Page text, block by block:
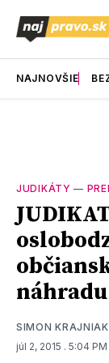
NAJNOVŠIE
JUDIKÁTY —
SIMON KRAJNIAK
júl 2, 2015 . 5:04 PM